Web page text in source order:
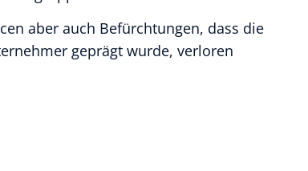
aber auch Befürchtungen, dass die
geprägt wurde, verloren